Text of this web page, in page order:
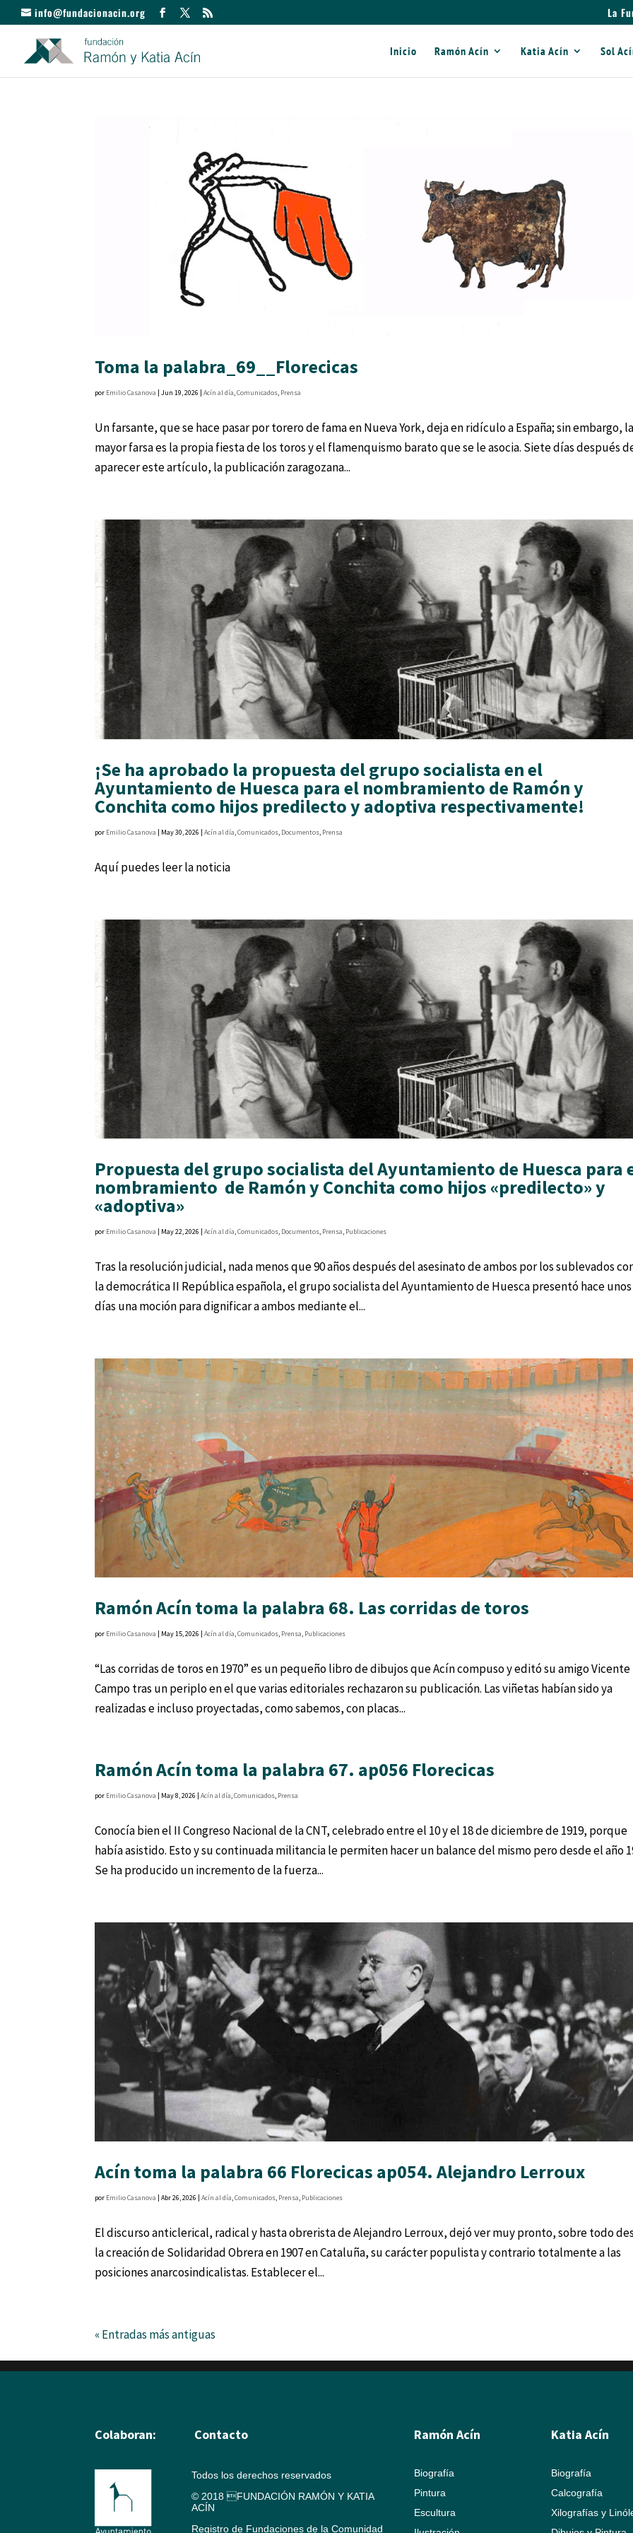
info@fundacionacin.org La
Inicio Ramón Acín Katia Acín Sol
Toma la palabra_69__Florecicas
por Emilio Casanova |Jun 19, 2026 |Acín al día,Comunicados, Prensa
Un farsante, que se hace pasar por torero de fama en Nueva York, deja en ridículo a España; sin embargo,
mayor farsa es la propia fiesta de los toros y el flamenquismo barato que se le asocia. Siete días después
aparecer este artículo, la publicación zaragozana...
¡Se ha aprobado la propuesta del grupo socialista en el
Ayuntamiento de Huesca para el nombramiento de Ramón y
Conchita como hijos predilecto y adoptiva respectivamente!
por Emilio Casanova | May 30, 2026 |Acín al día ,Comunicados Documentos Prensa
Aquí puedes leer la noticia
Propuesta del grupo socialista del Ayuntamiento de Huesca para
nombramiento de Ramón y Conchita como hijos «predilecto» y
«adoptiva»
por Emilio Casanova | May 22, 2026 |Acín al día,Comunicados, Documentos, Prensa, Publicaciones
Tras la resolución judicial, nada menos que 90 años después del asesinato de ambos por los sublevados
la democrática II República española, el grupo socialista del Ayuntamiento de Huesca presentó hace unos
días una moción para dignificar a ambos mediante el...
Ramón Acín toma la palabra 68. Las corridas de toros
por Emilio Casanova May 15, 2026 |Acín al día,Comunicados, Prensa, Publicaciones
“Las corridas de toros en 1970” es un pequeño libro de dibujos que Acín compuso y editó su amigo Vicente
Campo tras un periplo en el que varias editoriales rechazaron su publicación. Las viñetas habían sido ya
realizadas e incluso proyectadas, como sabemos, con placas...
Ramón Acín toma la palabra 67. ap056 Florecicas
por Emilio Casanova May 8, 2026 |Acín al día,Comunicados, Prensa
Conocía bien el II Congreso Nacional de la CNT, celebrado entre el 10 y el 18 de diciembre de 1919, porque
había asistido. Esto y su continuada militancia le permiten hacer un balance del mismo pero desde el año
Se ha producido un incremento de la fuerza...
Acín toma la palabra 66 Florecicas ap054. Alejandro Lerroux
por Emilio Casanova |Abr 26, 2026 |Acín al día,Comunicados, Prensa, Publicaciones
El discurso anticlerical, radical y hasta obrerista de Alejandro Lerroux, dejó ver muy pronto, sobre todo
la creación de Solidaridad Obrera en 1907 en Cataluña, su carácter populista y contrario totalmente a las
posiciones anarcosindicalistas. Establecer el...
« Entradas más antiguas
Colaboran: Contacto
Todos los derechos reservados
© 2018 FUNDACIÓN RAMÓN Y KATIA
ACÍN
Registro de Fundaciones de la Comunidad
Ramón Acín
Biografía
Pintura
Escultura
Katia Acín
Biografía
Calcografía
Xilografías y